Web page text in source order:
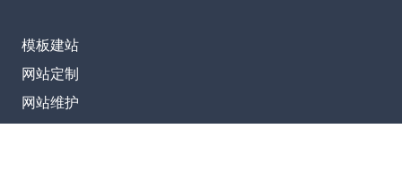
模板建站
网站定制
网站维护
SEO优化